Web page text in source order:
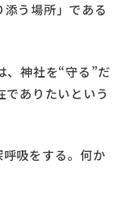
う場所」である
、神社を“守る”だ
ありたいという
吸をする。何か